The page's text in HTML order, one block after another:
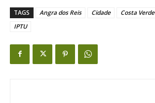
TAGS Angra dos Reis Cidade Costa Verde
IPTU